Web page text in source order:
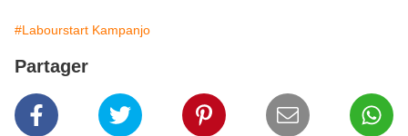
#Labourstart Kampanjo
Partager